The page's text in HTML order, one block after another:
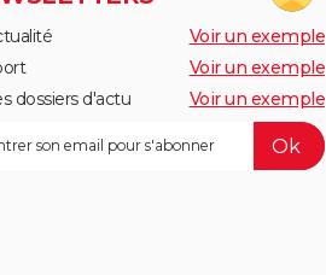
Voir un exemple
Voir un exemple
dossiers d'actu
Voir un exemple